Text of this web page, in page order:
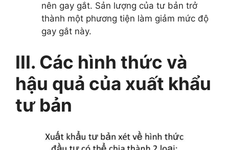
nên gay gắt. Sản lượng của tư bản trở
thành một phương tiện làm giảm mức độ
gay gắt này.
III. Các hình thức và
hậu quả của xuất khẩu
tư bản